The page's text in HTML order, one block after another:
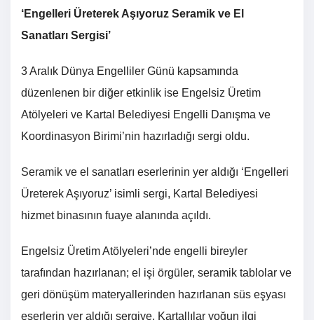
‘Engelleri Üreterek Aşıyoruz Seramik ve El
Sanatları Sergisi’
3 Aralık Dünya Engelliler Günü kapsamında
düzenlenen bir diğer etkinlik ise Engelsiz Üretim
Atölyeleri ve Kartal Belediyesi Engelli Danışma ve
Koordinasyon Birimi’nin hazırladığı sergi oldu.
Seramik ve el sanatları eserlerinin yer aldığı ‘Engelleri
Üreterek Aşıyoruz’ isimli sergi, Kartal Belediyesi
hizmet binasının fuaye alanında açıldı.
Engelsiz Üretim Atölyeleri’nde engelli bireyler
tarafından hazırlanan; el işi örgüler, seramik tablolar ve
geri dönüşüm materyallerinden hazırlanan süs eşyası
eserlerin yer aldığı sergiye, Kartallılar yoğun ilgi